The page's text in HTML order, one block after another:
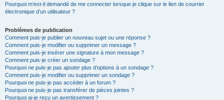
Pourquoi m’est-il demandé de me connecter lorsque je clique sur le lien de courrier
électronique d’un utilisateur ?
Problèmes de publication
Comment puis-je publier un nouveau sujet ou une réponse ?
Comment puis-je modifier ou supprimer un message ?
Comment puis-je insérer une signature à mon message ?
Comment puis-je créer un sondage ?
Pourquoi ne puis-je pas ajouter plus d’options à un sondage ?
Comment puis-je modifier ou supprimer un sondage ?
Pourquoi ne puis-je pas accéder à un forum ?
Pourquoi ne puis-je pas transférer de pièces jointes ?
Pourquoi ai-je reçu un avertissement ?